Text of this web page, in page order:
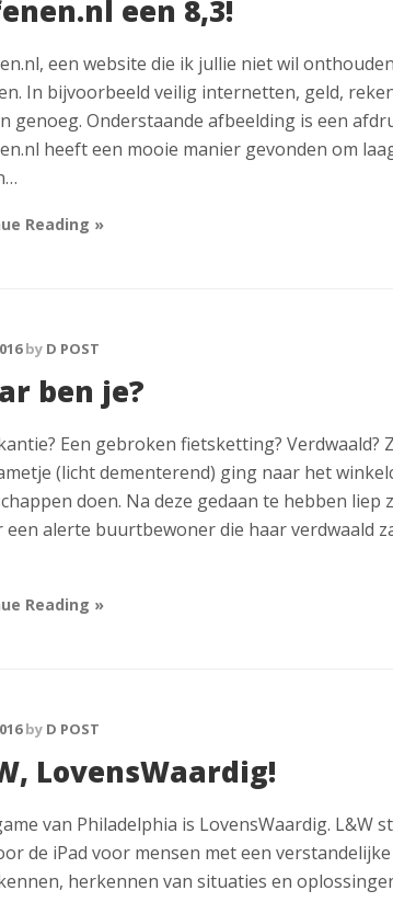
een 8,3!
een website die ik jullie niet wil
In bijvoorbeeld veilig internetten, geld,
genoeg. Onderstaande afbeelding is een
heeft een mooie manier gevonden om
Reading »
by D POST
ben je?
Een gebroken fietsketting? Verdwaald?
(licht dementerend) ging naar het
doen. Na deze gedaan te hebben liep
een alerte buurtbewoner die haar verdwaald
Reading »
by D POST
LovensWaardig!
van Philadelphia is LovensWaardig. L&W
de iPad voor mensen met een
herkennen van situaties en